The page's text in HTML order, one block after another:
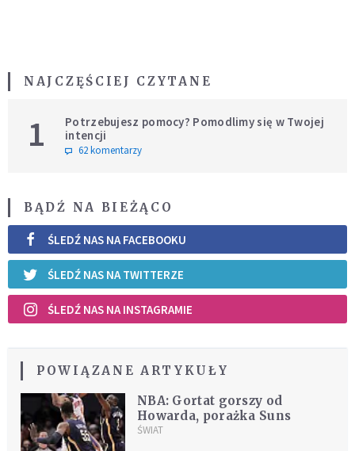
NAJCZĘŚCIEJ CZYTANE
1
Potrzebujesz pomocy? Pomodlimy się w Twojej
intencji
62 komentarzy
BĄDŹ NA BIEŻĄCO
ŚLEDŹ NAS NA FACEBOOKU
ŚLEDŹ NAS NA TWITTERZE
ŚLEDŹ NAS NA INSTAGRAMIE
POWIĄZANE ARTYKUŁY
NBA: Gortat gorszy od
Howarda, porażka Suns
ŚWIAT